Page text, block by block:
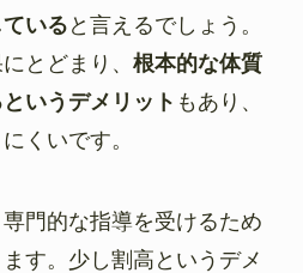
いる と言えるでしょう。
とどまり、 根本的な体質
いうデメリット もあり、
くいです。
門的な指導を受けるため
す。少し割高というデメ